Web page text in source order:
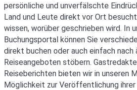
persönliche und unverfälschte
Land und Leute direkt vor Ort
wissen, worüber geschrieben wird. In
Buchungsportal können Sie
direkt buchen oder auch einfach nach
Reiseangeboten stöbern.
Reiseberichten bieten wir in unseren
Möglichkeit zur Veröffentlichung